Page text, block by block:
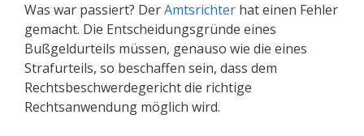
Was war passiert? DerAmtsrichter hat einen Fehler
gemacht. Die Entscheidungsgründe eines
Bußgeldurteils müssen, genauso wie die eines
Strafurteils, so beschaffen sein, dass dem
Rechtsbeschwerdegericht die richtige
Rechtsanwendung möglich wird.